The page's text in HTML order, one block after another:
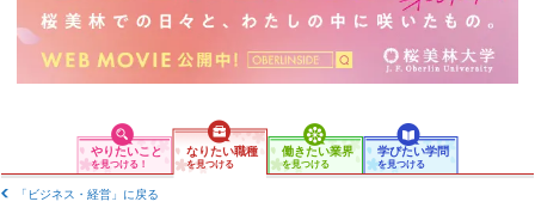
やりたいこと
を見つける！
なりたい職種
を見つける
働きたい業界
を見つける
学びたい学問
を見つける
「ビジネス・経営」に戻る